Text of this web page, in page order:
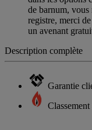
de barnum, vous
registre, merci
un avenant
Description complète
Garantie